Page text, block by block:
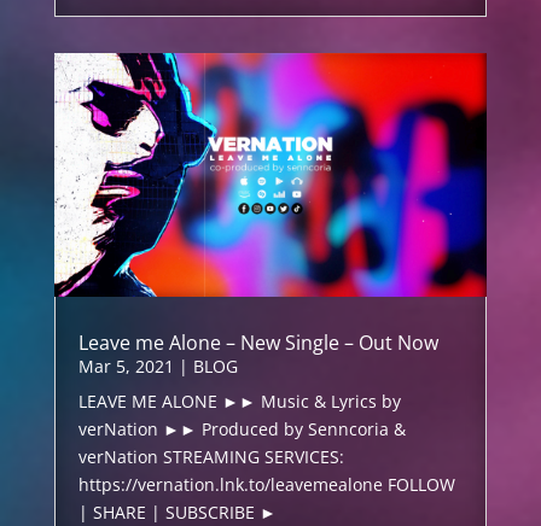
Leave me Alone – New Single – Out Now
Mar 5, 2021 | BLOG
LEAVE ME ALONE ►► Music & Lyrics by
verNation ►► Produced by Senncoria &
verNation STREAMING SERVICES:
https://vernation.lnk.to/leavemealone FOLLOW
| SHARE | SUBSCRIBE ►